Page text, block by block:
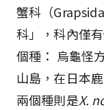
蟹科（
科」，科內僅
個種： 烏龜怪
山島，在日本
兩個種則是X.